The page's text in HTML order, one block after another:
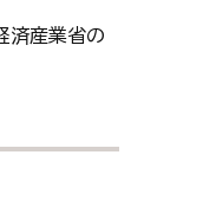
済産業省の